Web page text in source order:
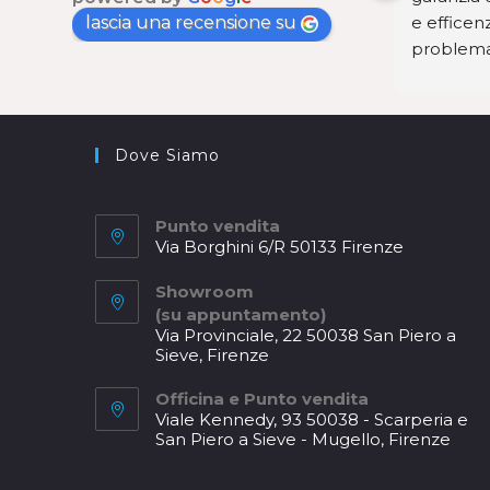
lascia una recensione su
realizzata per la nostra cucina a
impeccabili. Non potremmo essere
volentieri!
e
Dove Siamo
Punto vendita
Via Borghini 6/R 50133 Firenze
in
a
new
Showroom
(su appuntamento)
Via Provinciale, 22 50038 San Piero a
Sieve, Firenze
in
a
Officina e Punto vendita
Viale Kennedy, 93 50038 - Scarperia e
San Piero a Sieve - Mugello, Firenze